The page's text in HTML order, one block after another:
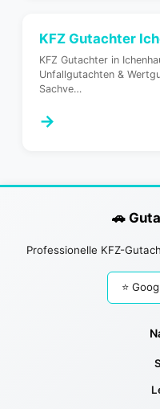
KFZ Gutachter
KFZ Gutachter in
Unfallgutachten &
Sachve…
→
🚗
Professionelle KFZ-
⭐